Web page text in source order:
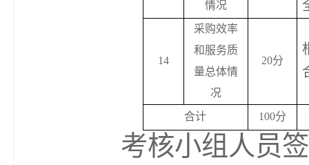
情况
14
采购效率
和服务质
量总体情
况
20分
合计 100分
考核小组人员